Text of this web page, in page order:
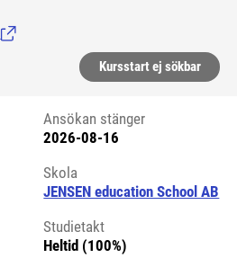
(Länk till extern sida.)
Kursstart ej sökbar
Ansökan stänger
2026-08-16
Skola
JENSEN education School AB
Studietakt
Heltid (100%)